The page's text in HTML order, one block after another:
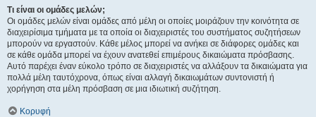
Τι είναι οι ομάδες μελών;
Οι ομάδες μελών είναι ομάδες από μέλη οι οποίες μοιράζουν την κοινότητα σε
διαχειρίσιμα τμήματα με τα οποία οι διαχειριστές του συστήματος συζητήσεων
μπορούν να εργαστούν. Κάθε μέλος μπορεί να ανήκει σε διάφορες ομάδες και
σε κάθε ομάδα μπορεί να έχουν ανατεθεί επιμέρους δικαιώματα πρόσβασης.
Αυτό παρέχει έναν εύκολο τρόπο σε διαχειριστές να αλλάξουν τα δικαιώματα για
πολλά μέλη ταυτόχρονα, όπως είναι αλλαγή δικαιωμάτων συντονιστή ή
χορήγηση στα μέλη πρόσβαση σε μια ιδιωτική συζήτηση.
Κορυφή